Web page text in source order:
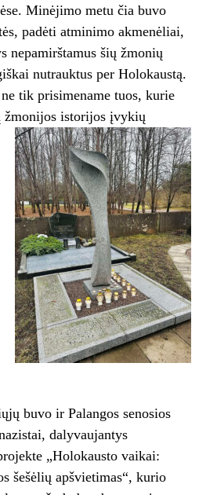
Minėjimo metu čia buvo
padėti atminimo akmenėliai,
nepamirštamus šių žmonių
nutrauktus per Holokaustą.
tik prisimename tuos, kurie
žmonijos istorijos įvykių
buvo ir Palangos senosios
dalyvaujantys
„Holokausto vaikai:
šešėlių apšvietimas“, kurio